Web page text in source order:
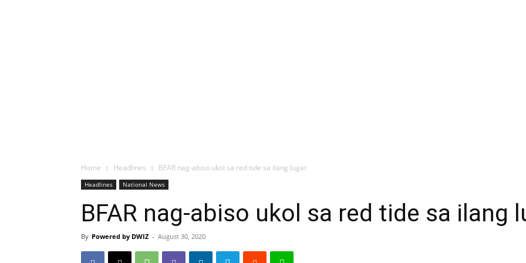
Home Headlines BFAR nag-abiso ukol sa red tide sa ilang lugar
Headlines National News
BFAR nag-abiso ukol sa red tide sa ilang
By Powered by DWIZ - August 30, 2020